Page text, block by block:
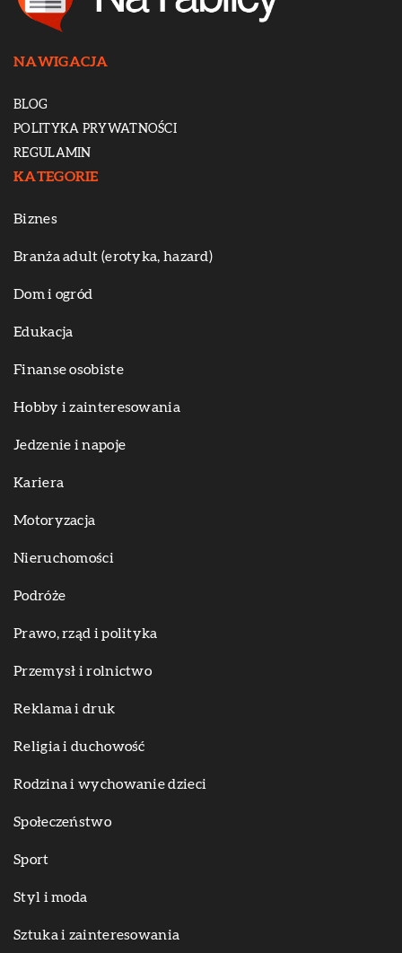
NAWIGACJA
BLOG
POLITYKA PRYWATNOŚCI
REGULAMIN
KATEGORIE
Biznes
Branża adult (erotyka, hazard)
Dom i ogród
Edukacja
Finanse osobiste
Hobby i zainteresowania
Jedzenie i napoje
Kariera
Motoryzacja
Nieruchomości
Podróże
Prawo, rząd i polityka
Przemysł i rolnictwo
Reklama i druk
Religia i duchowość
Rodzina i wychowanie dzieci
Społeczeństwo
Sport
Styl i moda
Sztuka i zainteresowania